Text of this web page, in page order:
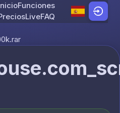
Skip to content
Funciones
LiveFAQ